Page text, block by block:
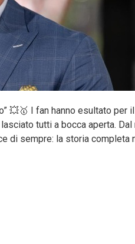
💥🥇 I fan hanno esultato per
tutti a bocca aperta. Dal
di sempre: la storia completa